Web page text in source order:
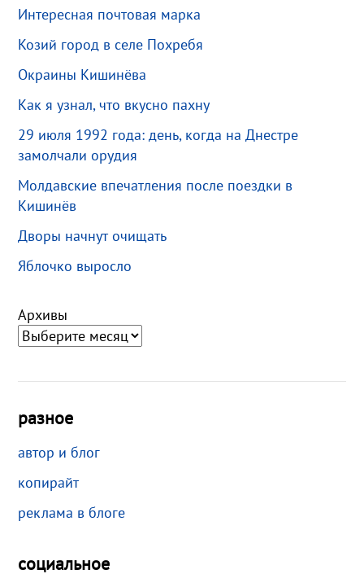
Интересная почтовая марка
Козий город в селе Похребя
Окраины Кишинёва
Как я узнал, что вкусно пахну
29 июля 1992 года: день, когда на Днестре
замолчали орудия
Молдавские впечатления после поездки в
Кишинёв
Дворы начнут очищать
Яблочко выросло
Архивы
разное
автор и блог
копирайт
реклама в блоге
социальное